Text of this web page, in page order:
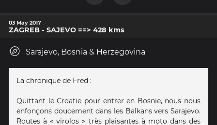
03 May 2017
ZAGREB - SAJEVO ==> 428 kms
Sarajevo, Bosnia & Herzegovina
La chronique de Fred :
Quittant le Croatie pour entrer en Bosnie, nous nous
enfonçons doucement dans les Balkans vers Sarajevo.
Routes à « virolos » très plaisantes à moto dans des